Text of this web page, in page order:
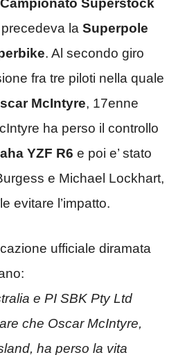
Campionato Superstock
la Superpole
. Al secondo giro
fra tre piloti nella quale
McIntyre, 17enne
ha perso il controllo
YZF R6 e poi e’ stato
e Michael Lockhart,
evitare l’impatto.
ufficiale diramata
e PI SBK Pty Ltd
che Oscar McIntyre,
ha perso la vita